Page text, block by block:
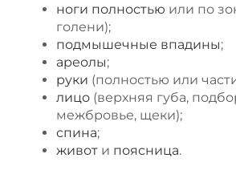
ноги полностью или по
голени);
подмышечные впадины;
ареолы;
руки (полностью или
лицо (верхняя губа,
межбровье, щеки);
спина;
живот и поясница.